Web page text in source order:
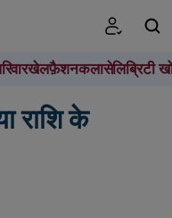
खेलफ़ैशनकलासेलिब्रिटी
खोजें
राशि के